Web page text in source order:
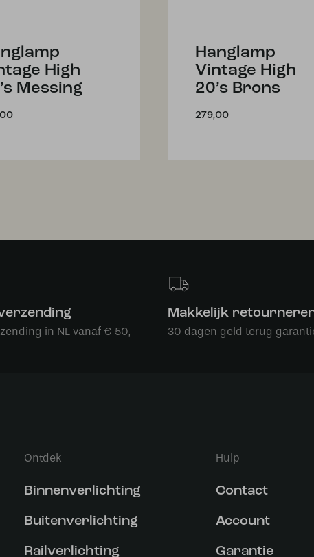
High
Messing
Hanglamp
Vintage High
20’s Brons
279,00
in NL vanaf € 50,-
Makkelijk
30 dagen geld terug
Ontdek
Binnenverlichting
Buitenverlichting
Railverlichting
Hulp
Contact
Account
Garantie